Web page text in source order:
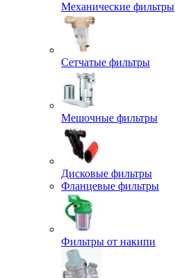
Механические фильтры
Сетчатые фильтры
Мешочные фильтры
Дисковые фильтры
Фланцевые фильтры
Фильтры от накипи